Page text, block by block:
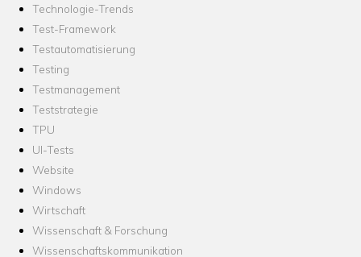
Technologie-Trends
Test-Framework
Testautomatisierung
Testing
Testmanagement
Teststrategie
TPU
UI-Tests
Website
Windows
Wirtschaft
Wissenschaft & Forschung
Wissenschaftskommunikation